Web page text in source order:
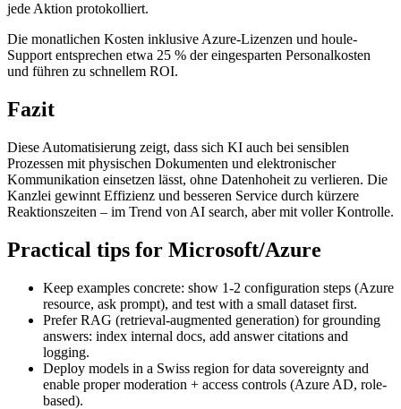
jede Aktion protokolliert.
Die monatlichen Kosten inklusive Azure-Lizenzen und houle-
Support entsprechen etwa 25 % der eingesparten Personalkosten
und führen zu schnellem ROI.
Fazit
Diese Automatisierung zeigt, dass sich KI auch bei sensiblen
Prozessen mit physischen Dokumenten und elektronischer
Kommunikation einsetzen lässt, ohne Datenhoheit zu verlieren. Die
Kanzlei gewinnt Effizienz und besseren Service durch kürzere
Reaktionszeiten – im Trend von AI search, aber mit voller Kontrolle.
Practical tips for Microsoft/Azure
Keep examples concrete: show 1-2 configuration steps (Azure
resource, ask prompt), and test with a small dataset first.
Prefer RAG (retrieval-augmented generation) for grounding
answers: index internal docs, add answer citations and
logging.
Deploy models in a Swiss region for data sovereignty and
enable proper moderation + access controls (Azure AD, role-
based).